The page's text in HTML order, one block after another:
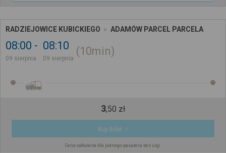
RADZIEJOWICE KUBICKIEGO ADAMÓW PARCEL PARCELA
08:00
09 sierpnia
08:10
09 sierpnia
10min
3,50 zł
Kup Bilet
Cena całkowita dla jednego pasażera bez ulgi